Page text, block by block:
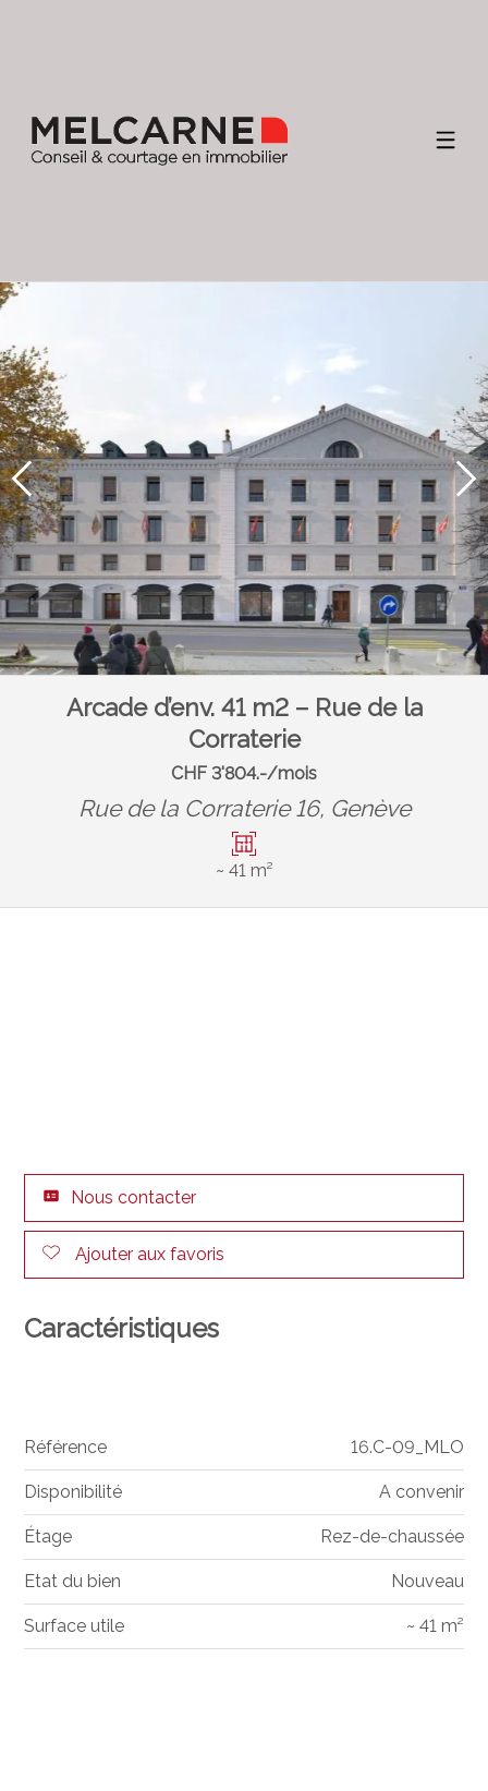
Arcade d’env. 41 m2 – Rue de la
Corraterie
CHF 3'804.-/mois
Rue de la Corraterie 16, Genève
~ 41 m²
Nous contacter
Ajouter aux favoris
Caractéristiques
Référence 16.C-09_MLO
Disponibilité A convenir
Étage Rez-de-chaussée
Etat du bien Nouveau
Surface utile ~ 41 m²